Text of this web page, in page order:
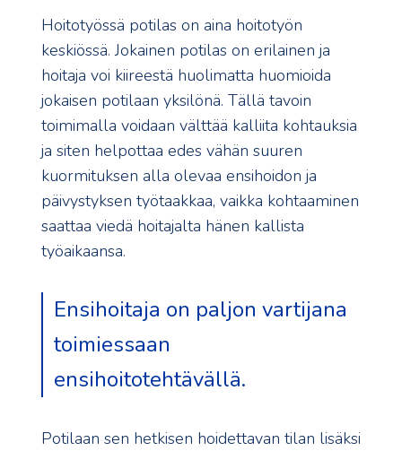
Hoitotyössä potilas on aina hoitotyön
keskiössä. Jokainen potilas on erilainen ja
hoitaja voi kiireestä huolimatta huomioida
jokaisen potilaan yksilönä. Tällä tavoin
toimimalla voidaan välttää kalliita kohtauksia
ja siten helpottaa edes vähän suuren
kuormituksen alla olevaa ensihoidon ja
päivystyksen työtaakkaa, vaikka kohtaaminen
saattaa viedä hoitajalta hänen kallista
työaikaansa.
Ensihoitaja on paljon vartijana
toimiessaan
ensihoitotehtävällä.
Potilaan sen hetkisen hoidettavan tilan lisäksi